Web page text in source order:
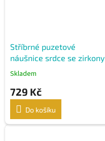
Stříbrné puzetové
náušnice srdce se zirkony
Skladem
729 Kč
Do košíku